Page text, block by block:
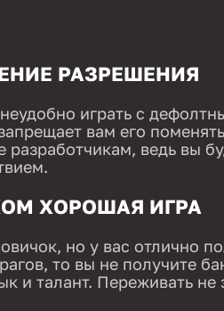
РАЗРЕШЕНИЯ
играть с
вам его
разработчикам, ведь вы
ХОРОШАЯ ИГРА
но у вас отлично
то вы не получите
и талант. Переживать не